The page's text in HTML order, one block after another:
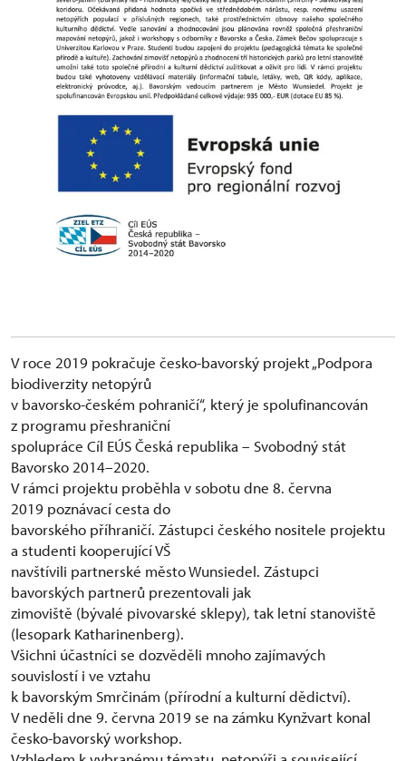
V roce 2019 pokračuje česko-bavorský projekt „Podpora
biodiverzity netopýrů
v bavorsko-českém pohraničí“, který je spolufinancován
z programu přeshraniční
spolupráce Cíl EÚS Česká republika – Svobodný stát
Bavorsko 2014–2020.
V rámci projektu proběhla v sobotu dne 8. června
2019 poznávací cesta do
bavorského příhraničí. Zástupci českého nositele projektu
a studenti kooperující VŠ
navštívili partnerské město Wunsiedel. Zástupci
bavorských partnerů prezentovali jak
zimoviště (bývalé pivovarské sklepy), tak letní stanoviště
(lesopark Katharinenberg).
Všichni účastníci se dozvěděli mnoho zajímavých
souvislostí i ve vztahu
k bavorským Smrčinám (přírodní a kulturní dědictví).
V neděli dne 9. června 2019 se na zámku Kynžvart konal
česko-bavorský workshop.